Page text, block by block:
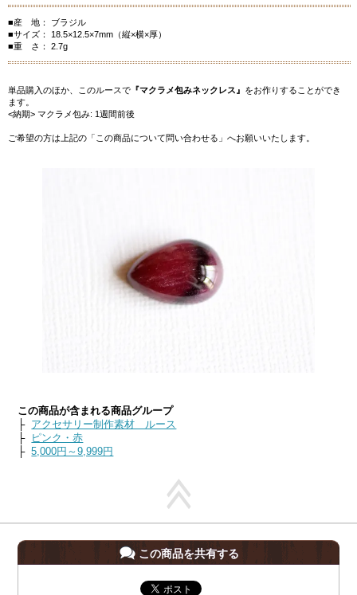
■産 地： ブラジル
■サイズ： 18.5×12.5×7mm（縦×横×厚）
■重 さ： 2.7g
単品購入のほか、このルースで 『マクラメ包みネックレス』 をお作りすることができ
ます。
<納期> マクラメ包み: 1週間前後
ご希望の方は上記の「この商品について問い合わせる」へお願いいたします。
この商品が含まれる商品グループ
├ アクセサリー制作素材 ルース
├
ピンク・赤
├5,000円～9,999円
この商品を共有する